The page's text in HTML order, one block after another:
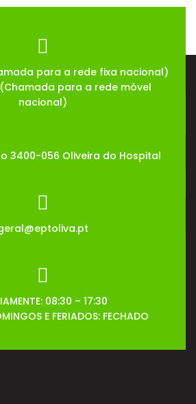
para a rede fixa nacional)
para a rede móvel
nacional)
3400-056 Oliveira do Hospital
08:30 – 17:30
E FERIADOS: FECHADO